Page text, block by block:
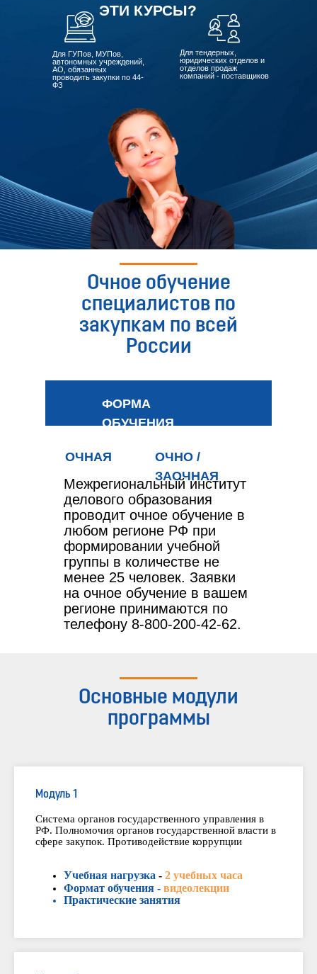
ЭТИ КУРСЫ?
Для тендерных,
юридических отделов и
отделов продаж
компаний - поставщиков
Для ГУПов, МУПов,
автономных учреждений,
АО, обязанных
проводить закупки по 44-
ФЗ
Очное обучение
специалистов по
закупкам по всей
России
ФОРМА
ОБУЧЕНИЯ
ОЧНАЯ
ОЧНО /
ЗАОЧНАЯ
Межрегиональный институт
делового образования
проводит очное обучение в
любом регионе РФ при
формировании учебной
группы в количестве не
менее 25 человек. Заявки
на очное обучение в вашем
регионе принимаются по
телефону 8-800-200-42-62.
Основные модули
программы
Модуль 1
Система органов государственного управления в
РФ. Полномочия органов государственной власти в
сфере закупок. Противодействие коррупции
Учебная нагрузка - 2 учебных часа
Формат обучения - видеолекции
Практические занятия